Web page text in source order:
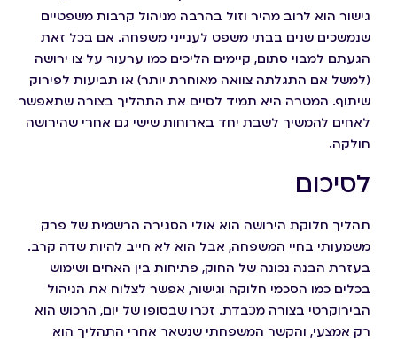
גישור הוא לרוב מהיר וזול בהרבה מניהול קרבות משפטיים
שנמשכים שנים בבתי משפט לענייני משפחה. אם בכל זאת
הגעתם למבוי סתום, קיימים הליכים כמו ערעור על צו ירושה
(למשל אם התגלתה צוואה מאוחרת יותר) או תביעות לפירוק
שיתוף. המטרה היא תמיד לסיים את התהליך בצורה שתאפשר
לאחים להמשיך לשבת יחד בארוחות שישי גם אחרי שהירושה
חולקה.
לסיכום
תהליך חלוקת הירושה הוא אולי הסגירה הרשמית של פרק
משמעותי בחיי המשפחה, אבל הוא לא חייב להיות שדה קרב.
בעזרת הבנה נכונה של החוק, פתיחות בין האחים ושימוש
בכלים כמו הסכמי חלוקה וגישור, אפשר לצלוח את הניהול
הבירוקרטי בצורה מכבדת. זכרו שבסופו של יום, הרכוש הוא
רק אמצעי, והקשר המשפחתי שנשאר אחרי התהליך הוא